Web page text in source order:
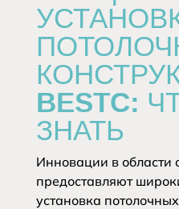
BESTC:
ЗНАТЬ
Инновации в области
предоставляют
установка